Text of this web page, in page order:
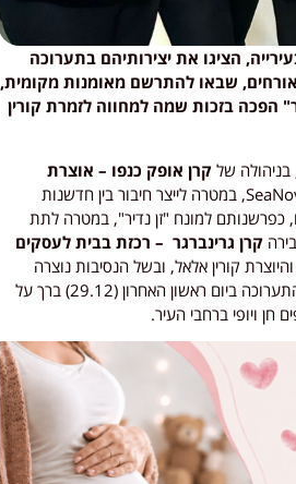
הציגו את יצירותיהם בתערוכה
שבאו להתרשם מאומנות מקומית,
הפכה בזכות שמה למחווה לזמרת קורין
בניהולה שלקרן אופק כנפו – אוצרת
, הוצגה במשך יומיים (29-30.12) במרכז החדשנות SeaNovation, במטרה לייצר חיבור בין חדשנות
אומנות שונים של 26 אומנים מקומיים, כפרשנותם למונח "זן נדיר", במטרה לתת
קרן גרינברגר – רכזת בבית לעסקים
קורין אלאל, ובשל הנסיבות נוצרה
שהגיע לפתיחת התערוכה ביום ראשון האחרון (29.12) ברך על
חן ויופי ברחבי העיר.